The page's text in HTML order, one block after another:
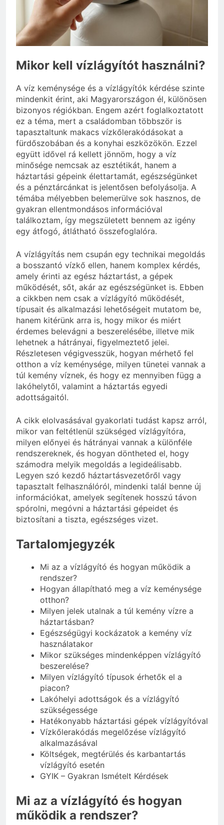
választani?
Mikor kell vízlágyítót használni?
A víz keménysége és a vízlágyítók kérdése szinte
mindenkit érint, aki Magyarországon él, különösen
bizonyos régiókban. Engem azért foglalkoztatott
ez a téma, mert a családomban többször is
tapasztaltunk makacs vízkőlerakódásokat a
fürdőszobában és a konyhai eszközökön. Ezzel
együtt idővel rá kellett jönnöm, hogy a víz
minősége nemcsak az esztétikát, hanem a
háztartási gépeink élettartamát, egészségünket
és a pénztárcánkat is jelentősen befolyásolja. A
témába mélyebben belemerülve sok hasznos, de
gyakran ellentmondásos információval
találkoztam, így megszületett bennem az igény
egy átfogó, átlátható összefoglalóra.
A vízlágyítás nem csupán egy technikai megoldás
a bosszantó vízkő ellen, hanem komplex kérdés,
amely érinti az egész háztartást, a gépek
működését, sőt, akár az egészségünket is. Ebben
a cikkben nem csak a vízlágyító működését,
típusait és alkalmazási lehetőségeit mutatom be,
hanem kitérünk arra is, hogy mikor és miért
érdemes belevágni a beszerelésébe, illetve mik
lehetnek a hátrányai, figyelmeztető jelei.
Részletesen végigvesszük, hogyan mérhető fel
otthon a víz keménysége, milyen tünetei vannak a
túl kemény víznek, és hogy ez mennyiben függ a
lakóhelytől, valamint a háztartás egyedi
adottságaitól.
A cikk elolvasásával gyakorlati tudást kapsz arról,
mikor van feltétlenül szükséged vízlágyítóra,
milyen előnyei és hátrányai vannak a különféle
rendszereknek, és hogyan döntheted el, hogy
számodra melyik megoldás a legideálisabb.
Legyen szó kezdő háztartásvezetőről vagy
tapasztalt felhasználóról, mindenki talál benne új
információkat, amelyek segítenek hosszú távon
spórolni, megóvni a háztartási gépeidet és
biztosítani a tiszta, egészséges vizet.
Tartalomjegyzék
Mi az a vízlágyító és hogyan működik a
rendszer?
Hogyan állapítható meg a víz keménysége
otthon?
Milyen jelek utalnak a túl kemény vízre a
háztartásban?
Egészségügyi kockázatok a kemény víz
használatakor
Mikor szükséges mindenképpen vízlágyító
beszerelése?
Milyen vízlágyító típusok érhetők el a
piacon?
Lakóhelyi adottságok és a vízlágyító
szükségessége
Hatékonyabb háztartási gépek vízlágyítóval
Vízkőlerakódás megelőzése vízlágyító
alkalmazásával
Költségek, megtérülés és karbantartás
vízlágyító esetén
GYIK – Gyakran Ismételt Kérdések
Mi az a vízlágyító és hogyan
működik a rendszer?